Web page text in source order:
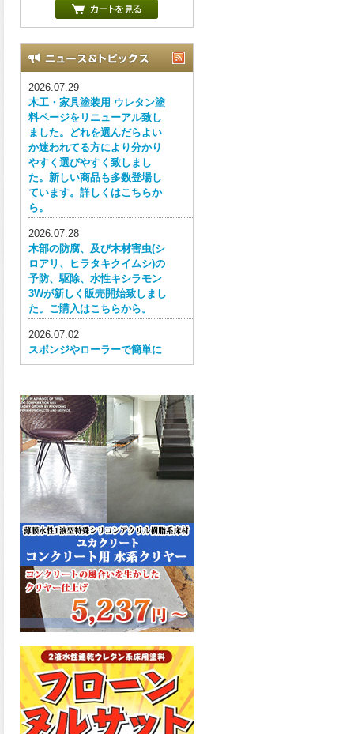
2026.07.29
木工・家具塗装用 ウレタン塗
料ページをリニューアル致し
ました。どれを選んだらよい
か迷われてる方により分かり
やすく選びやすく致しまし
た。新しい商品も多数登場し
ています。詳しくはこちらか
ら。
2026.07.28
木部の防腐、及び木材害虫(シ
ロアリ、ヒラタキクイムシ)の
予防、駆除、水性キシラモン
3Wが新しく販売開始致しまし
た。ご購入はこちらから。
2026.07.02
スポンジやローラーで簡単に
塗ってはがせる目かくし用水
イントが新しく販売開始致し
ました。ご購入はこちらか
ら。
2026.06.30
ウレタン特有の網目構造の反
応塗膜は、強靭で耐衝撃性、
耐擦り傷性、耐摩耗性に優れ
た機能を発揮、フローンフル
トップが新しく販売開始致し
ました。ご購入はこちらか
ら。
2026.06.29
コストを重視しした材料で、
優れた性能と高品質で高度な
防水機能を発揮、フローン12
た。ご購入はこちらから。
2026.06.29
数多くの施工実績を持つ信頼
性の高い塗材 優れた性能と高
品質で高度な防水機能を発